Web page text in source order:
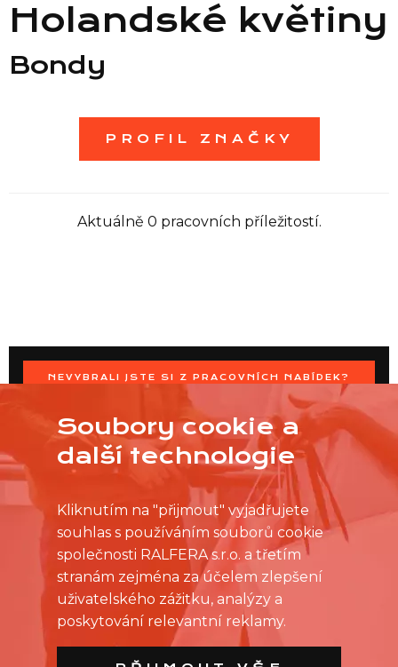
Informace
Holandské květiny
Bondy
PROFIL ZNAČKY
Aktuálně 0 pracovních příležitostí.
NEVYBRALI JSTE SI Z PRACOVNÍCH NABÍDEK?
OSLOVTE PRODEJNU PŘÍMO S VAŠIMI ČASOVÝMI
MOŽNOSTMI
Soubory cookie a
další technologie
Kliknutím na "přijmout" vyjadřujete
souhlas s používáním souborů cookie
společnosti RALFERA s.r.o. a třetím
stranám zejména za účelem zlepšení
uživatelského zážitku, analýzy a
poskytování relevantní reklamy.